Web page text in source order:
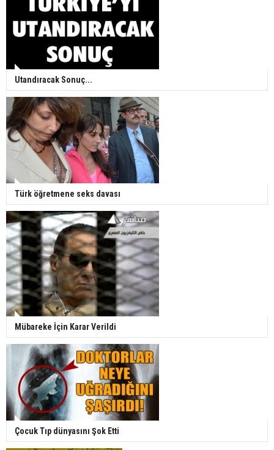
Utandıracak Sonuç...
Türk öğretmene seks davası
Mübareke İçin Karar Verildi
Çocuk Tıp dünyasını Şok Etti